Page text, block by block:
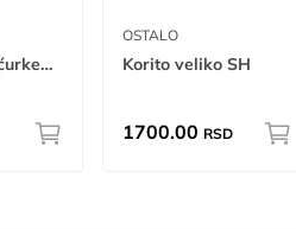
Hranilica za ćurke mn
OSTALO
Korito veliko SH
1700.00 RSD